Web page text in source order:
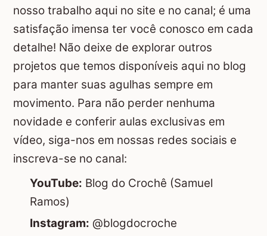
nosso trabalho aqui no site e no canal; é uma
satisfação imensa ter você conosco em cada
detalhe! Não deixe de explorar outros
projetos que temos disponíveis aqui no blog
para manter suas agulhas sempre em
movimento. Para não perder nenhuma
novidade e conferir aulas exclusivas em
vídeo, siga-nos em nossas redes sociais e
inscreva-se no canal:
YouTube: Blog do Crochê (Samuel
Ramos)
Instagram: @blogdocroche